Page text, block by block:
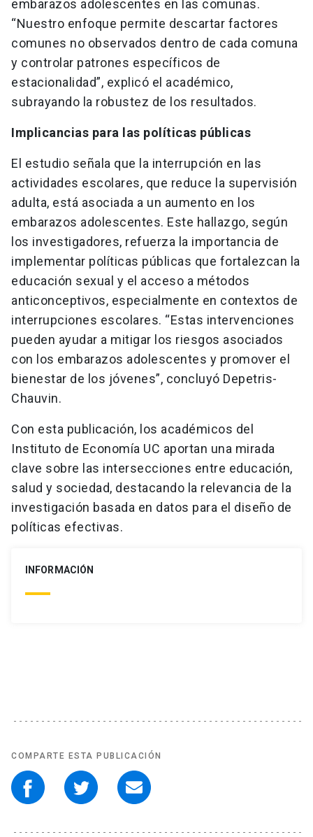
embarazos adolescentes en las comunas.
“Nuestro enfoque permite descartar factores
comunes no observados dentro de cada comuna
y controlar patrones específicos de
estacionalidad”, explicó el académico,
subrayando la robustez de los resultados.
Implicancias para las políticas públicas
El estudio señala que la interrupción en las
actividades escolares, que reduce la supervisión
adulta, está asociada a un aumento en los
embarazos adolescentes. Este hallazgo, según
los investigadores, refuerza la importancia de
implementar políticas públicas que fortalezcan la
educación sexual y el acceso a métodos
anticonceptivos, especialmente en contextos de
interrupciones escolares. “Estas intervenciones
pueden ayudar a mitigar los riesgos asociados
con los embarazos adolescentes y promover el
bienestar de los jóvenes”, concluyó Depetris-
Chauvin.
Con esta publicación, los académicos del
Instituto de Economía UC aportan una mirada
clave sobre las intersecciones entre educación,
salud y sociedad, destacando la relevancia de la
investigación basada en datos para el diseño de
políticas efectivas.
INFORMACIÓN
COMPARTE ESTA PUBLICACIÓN